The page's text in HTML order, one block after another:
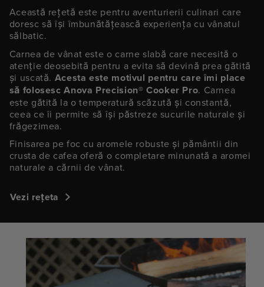
Această rețetă este pentru aventurierii culinari care
doresc să își îmbunătățească experiența cu vânatul
sălbatic.
Carnea de vânat este o carne slabă care necesită o
atenție deosebită pentru a evita să devină prea gătită
și uscată. Acesta este motivul pentru care îmi place
să folosesc Anova Precision® Cooker Pro. Carnea
este gătită la o temperatură scăzută și constantă,
ceea ce îi permite să își păstreze sucurile naturale și
frăgezimea.
Finisarea pe foc cu aromele robuste și pământii din
crusta de cafea oferă o completare minunată a aromei
naturale a cărnii de vânat.
Vezi rețeta